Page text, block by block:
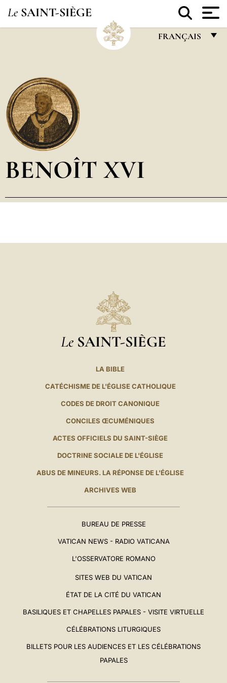
Le SAINT-SIÈGE
FRANÇAIS
العربيّة
BENOÎT XVI
Le SAINT-SIÈGE
LA BIBLE
CATÉCHISME DE L'ÉGLISE CATHOLIQUE
CODES DE DROIT CANONIQUE
CONCILES ŒCUMÉNIQUES
ACTES OFFICIELS DU SAINT-SIÈGE
DOCTRINE SOCIALE DE L'ÉGLISE
ABUS DE MINEURS. LA RÉPONSE DE L'ÉGLISE
ARCHIVES WEB
BUREAU DE PRESSE
VATICAN NEWS - RADIO VATICANA
L'OSSERVATORE ROMANO
SITES WEB DU VATICAN
ÉTAT DE LA CITÉ DU VATICAN
BASILIQUES ET CHAPELLES PAPALES - VISITE VIRTUELLE
CÉLÉBRATIONS LITURGIQUES
BILLETS POUR LES AUDIENCES ET LES CÉLÉBRATIONS
PAPALES